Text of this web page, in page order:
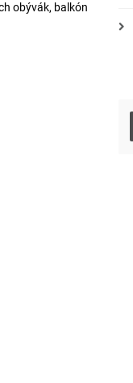
obývák, balkón